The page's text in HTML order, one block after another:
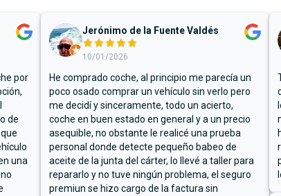
por
de
una
Jerónimo de la Fuente Valdés
10/01/2026
He comprado coche, al principio me parecía un
poco osado comprar un vehículo sin verlo pero
me decidí y sinceramente, todo un acierto,
coche en buen estado en general y a un precio
asequible, no obstante le realicé una prueba
personal donde detecte pequeño babeo de
aceite de la junta del cárter, lo llevé a taller para
repararlo y no tuve ningún problema, el seguro
premiun se hizo cargo de la factura sin